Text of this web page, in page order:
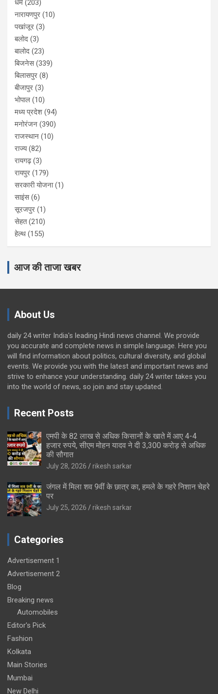
धर्म (203)
नारायणपुर (10)
पखांजूर (3)
बलोद (3)
बालोद (23)
बिजनेस(339)
बिलासपुर (8)
बीजापुर (3)
भोपाल (10)
मध्य प्रदेश (94)
मनोरंजन (390)
राजस्थान (10)
राज्य(82)
रायगढ़(3)
रायपुर (179)
सरकारी योजना(1)
साइंस(6)
सूरजपुर (1)
सेहत(210)
हेल्थ (155)
आज की ताजा खबर
About Us
daily 24 writer India's leading Hindi news channel. We provide
you accurate and complete news in simple language. Here you
will find information about politics, cultural diversity, and global
events. We provide you with the latest and important news and
strive to enhance your understanding. daily 24 writer takes you
into the world of news, so join and stay updated.
Recent Posts
एमपी के 82 लाख से अधिक किसानों के खाते में आए 4-4
हजार रुपये, सीएम मोहन यादव ने दी 3,300 करोड़ से अधिक
की सौगात
July 28, 2026 rikesh sarkar
जंगल में मिला शव 9वीं के छात्र का, हमले के गहरे निशान चेहरे
पर
July 25, 2026 rikesh sarkar
Categories
Advertisement 1
Advertisement 2
Blog
Breaking news
Automobiles
Editor's Pick
Fashion
Kolkata
Main Stories
Mumbai
New Delhi